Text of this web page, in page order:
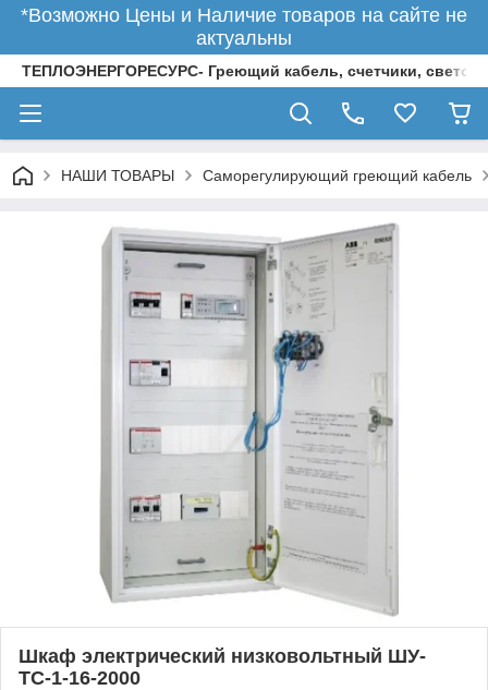
*Возможно Цены и Наличие товаров на сайте не
актуальны
ТЕПЛОЭНЕРГОРЕСУРС- Греющий кабель, счетчики,
НАШИ ТОВАРЫ Саморегулирующий греющий кабель
Шкаф электрический низковольтный ШУ-
ТС-1-16-2000